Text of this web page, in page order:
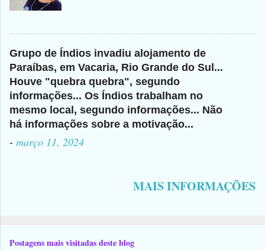
Grupo de Índios invadiu alojamento de
Paraíbas, em Vacaria, Rio Grande do Sul...
Houve "quebra quebra", segundo
informações... Os Índios trabalham no
mesmo local, segundo informações... Não
há informações sobre a motivação...
- março 11, 2024
MAIS INFORMAÇÕES
Postagens mais visitadas deste blog